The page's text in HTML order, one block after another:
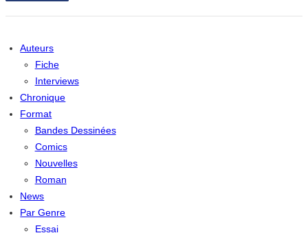
Auteurs
Fiche
Interviews
Chronique
Format
Bandes Dessinées
Comics
Nouvelles
Roman
News
Par Genre
Essai